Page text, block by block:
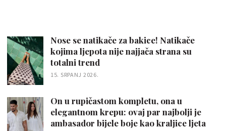
Nose se natikače za bakice! Natikače
kojima ljepota nije najjača strana su
totalni trend
15. SRPANJ 2026.
On u rupičastom kompletu, ona u
elegantnom krepu: ovaj par najbolji je
ambasador bijele boje kao kraljice ljeta